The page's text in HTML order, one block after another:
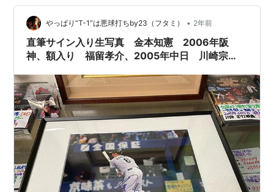
成立した。
マリナーズへの入団希望の理由は、自身が師と仰ぐイチ
ローと同じ球団に移籍したいからというもので、仮に移
籍できるならマイナー契約でも受け入れる一方で、かな
わなければ他球団には行かず、ソフトバンクに残留する
という意思を会見の場で示していた。
2014年1月30日、ニッポン放送「川崎宗則のオールナイ
トニッポンGOLD」でラジオパーソナリティーを務め
る。
略歴
やっぱり“T-1”は悪球打ちby23（フタミ） • 2年前
直筆サイン入り生写真 金本知憲 2006年阪
神、額入り 福留孝介、2005年中日 川崎宗
ードタオル